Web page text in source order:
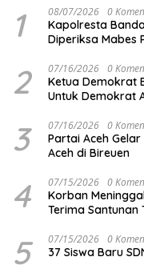
1 08/07/2026 0
Kapolresta
Diperiksa Mabes
2 07/16/2026 0
Ketua Demokrat
Untuk Demokrat
3 07/16/2026 0
Partai Aceh Gelar
Aceh di Bireuen
4 07/15/2026 0
Korban
Terima Santunan
5 07/15/2026 0
37 Siswa Baru